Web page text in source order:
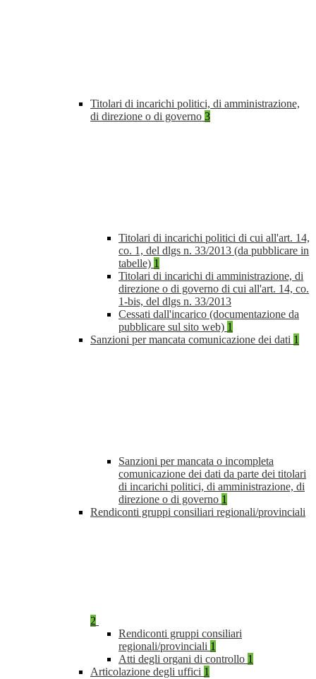
Titolari di incarichi politici, di amministrazione,
di direzione o di governo 3
Titolari di incarichi politici di cui all'art. 14,
co. 1, del dlgs n. 33/2013 (da pubblicare in
tabelle) 1
Titolari di incarichi di amministrazione, di
direzione o di governo di cui all'art. 14, co.
1-bis, del dlgs n. 33/2013
Cessati dall'incarico (documentazione da
pubblicare sul sito web) 1
Sanzioni per mancata comunicazione dei dati 1
Sanzioni per mancata o incompleta
comunicazione dei dati da parte dei titolari
di incarichi politici, di amministrazione, di
direzione o di governo 1
Rendiconti gruppi consiliari regionali/provinciali
2
Rendiconti gruppi consiliari
regionali/provinciali 1
Atti degli organi di controllo 1
Articolazione degli uffici 1